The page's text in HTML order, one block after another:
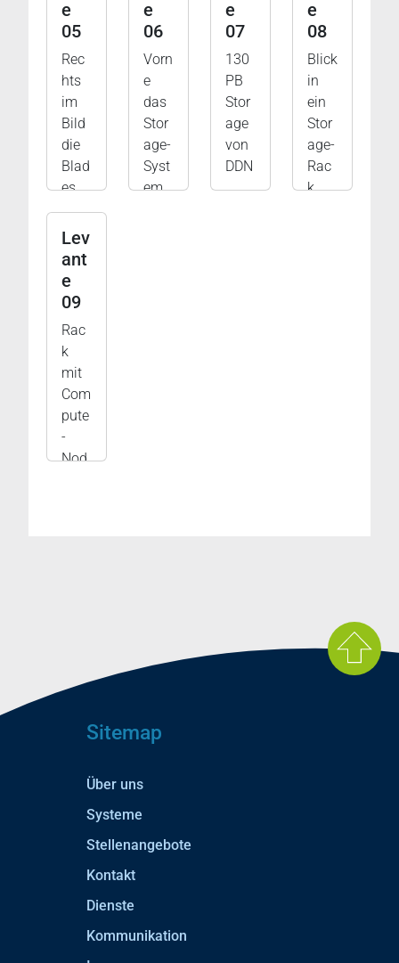
e
05
Rec
hts
im
Bild
die
Blad
es
e
06
Vorn
e
das
Stor
age-
Syst
em
e
07
130
PB
Stor
age
von
DDN
e
08
Blick
in
ein
Stor
age-
Rac
k
Lev
ant
e
09
Rac
k
mit
Com
pute
-
Nod
Sitemap
Über uns
Systeme
Stellenangebote
Kontakt
Dienste
Kommunikation